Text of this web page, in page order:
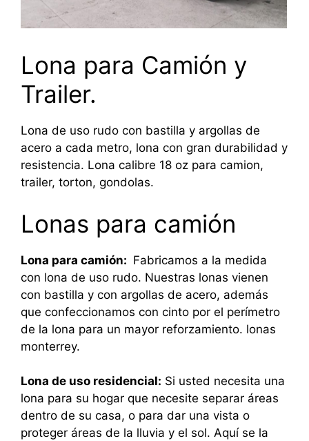
Lona para Camión y
Trailer.
Lona de uso rudo con bastilla y argollas de
acero a cada metro, lona con gran durabilidad y
resistencia. Lona calibre 18 oz para camion,
trailer, torton, gondolas.
Lonas para camión
Lona para camión: Fabricamos a la medida
con lona de uso rudo. Nuestras lonas vienen
con bastilla y con argollas de acero, además
que confeccionamos con cinto por el perímetro
de la lona para un mayor reforzamiento. lonas
monterrey.
Lona de uso residencial: Si usted necesita una
lona para su hogar que necesite separar áreas
dentro de su casa, o para dar una vista o
proteger áreas de la lluvia y el sol. Aquí se la